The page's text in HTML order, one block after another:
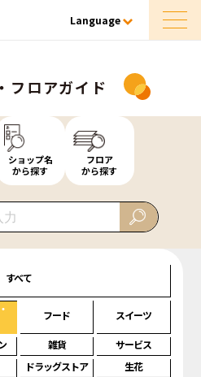
Language
フロアガイド
ショップ名
から探す
フロア
から探す
すべて
フード スイーツ
雑貨
サービス
ドラッグストア 生花